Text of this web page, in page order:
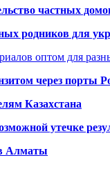
частных
родников для
оптом для
через порты
Казахстана
утечке
Алматы